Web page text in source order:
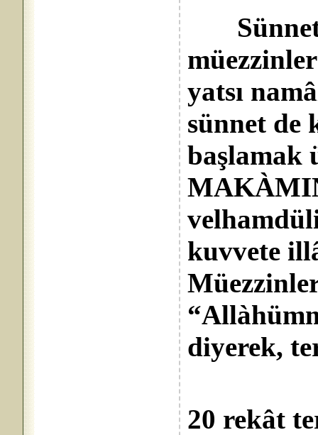
Sünnet
yatsı
sünnet de
başlamak
kuvvete
diyerek,
20 rekât